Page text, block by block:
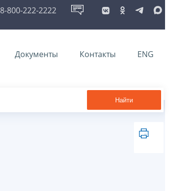
8-800-222-2222
Документы Контакты ENG
Найти